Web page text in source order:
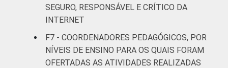
Públicas
Estadual e
Federal)
SEGURO, RESPONSÁVEL E CRÍTICO DA
INTERNET
F7 - COORDENADORES PEDAGÓGICOS, POR
NÍVEIS DE ENSINO PARA OS QUAIS FORAM
OFERTADAS AS ATIVIDADES REALIZADAS